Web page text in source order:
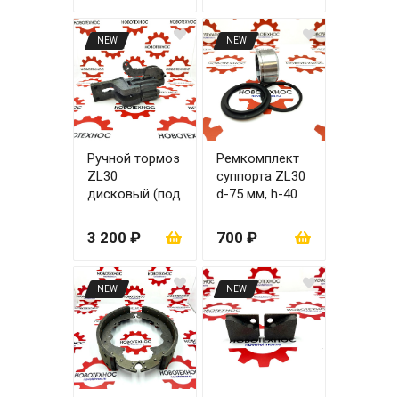
NEW
Ручной тормоз
ZL30
дисковый (под
мм)
3 200 ₽
NEW
Ремкомплект
суппорта ZL30
d-75 мм, h-40
манжет +
пыльник)
700 ₽
NEW NEW